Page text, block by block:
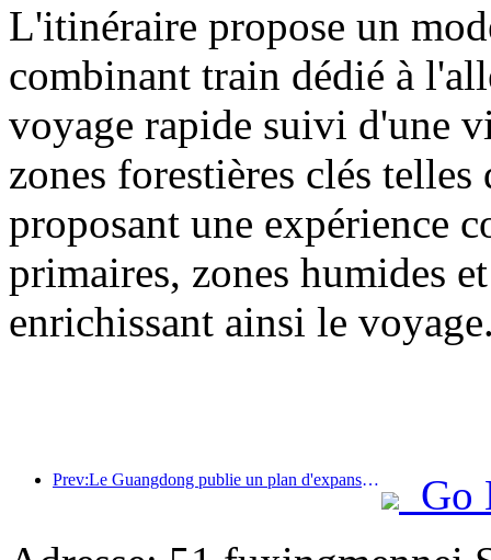
L'itinéraire propose un
combinant train dédié à
voyage rapide suivi d'une
zones forestières clés
proposant une expérience
primaires, zones humides
enrichissant ainsi le
Prev:Le Guangdong publie un plan d'expansion des capacités du secteur des services pour faire de la région de la Grande Baie une destination touristique de classe mondiale.
Go